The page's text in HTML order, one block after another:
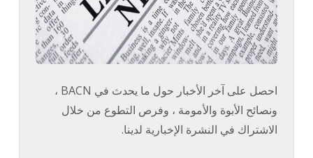
احصل على آخر الأخبار حول ما يحدث في BACN ،
ونصائح الأبوة والأمومة ، وفرص التطوع من خلال
الاشتراك في النشرة الإخبارية لدينا.